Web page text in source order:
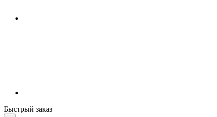
Быстрый заказ